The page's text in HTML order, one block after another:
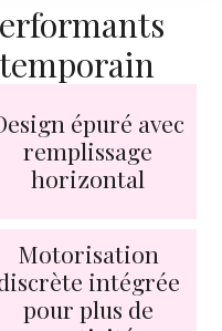
épuré avec
remplissage
horizontal
Motorisation
intégrée
pour plus de